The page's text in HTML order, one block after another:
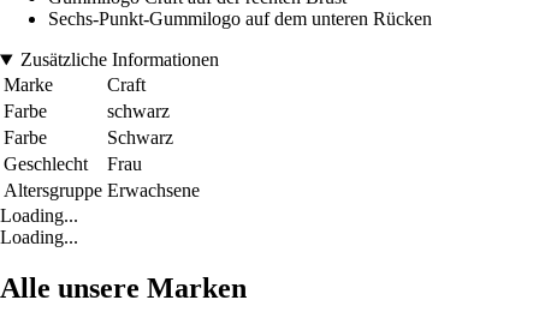
Sechs-Punkt-Gummilogo auf dem unteren Rücken
Zusätzliche Informationen
Marke
Craft
Farbe
schwarz
Farbe
Schwarz
Geschlecht
Frau
Altersgruppe Erwachsene
Loading...
Loading...
Alle unsere Marken